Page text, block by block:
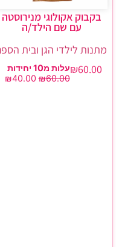
בקבוק אקולוגי מנירוסטה
עם שם הילד/ה
מתנות לילדי הגן ובית
₪60.00
עלות מ10 יחידות
₪60.00
₪40.00